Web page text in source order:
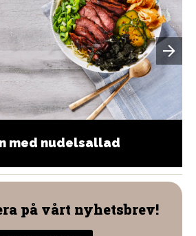
med nudelsallad
på vårt nyhetsbrev!